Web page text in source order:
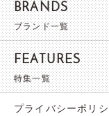
BRANDS
ブランド一覧
FEATURES
特集一覧
プライバシーポリ